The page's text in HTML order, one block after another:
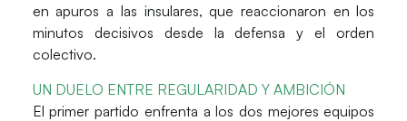
en apuros a las insulares, que reaccionaron en los
minutos decisivos desde la defensa y el orden
colectivo.
UN DUELO ENTRE REGULARIDAD Y AMBICIÓN
El primer partido enfrenta a los dos mejores equipos